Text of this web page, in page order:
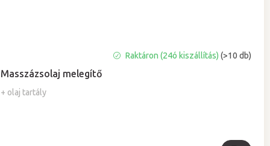
Masszázsolaj melegítő
+ olaj tartály
átlagos
értékelése
Raktáron (24ó kiszállítás)(>10 db)